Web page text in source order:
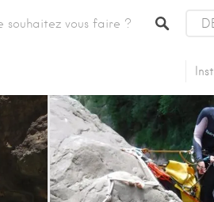
Sports en eaux vives
Sports aériens
Sports de grimpe / Sports
de corde